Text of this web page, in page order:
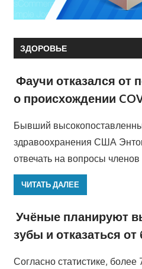
ЗДОРОВЬЕ
Фаучи отказался от
о происхождении
Бывший
здравоохранения США
отвечать на вопросы
ЧИТАТЬ ДАЛЕЕ
Учёные планируют
зубы и отказаться
Согласно статистике,